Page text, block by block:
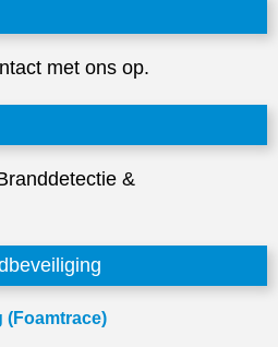
met ons op.
&
(Foamtrace)